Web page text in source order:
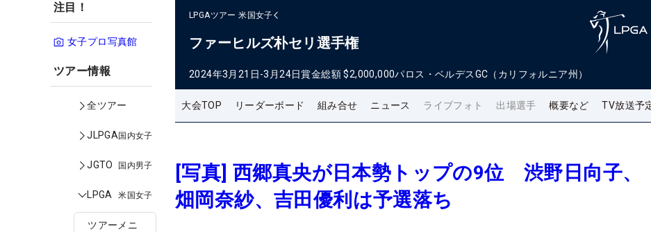
注目！
女子プロ写真館
ツアー情報
全ツアー
JLPGA国内女子
JGTO 国内男子
LPGA 米国女子
ツアーメニ
LPGAツアー 米国女子
ファーヒルズ朴セリ選手権
2024年3月21日-3月24日賞金総額 $2,000,000パロス・ベルデスGC（カリフォルニア州）
大会TOP リーダーボード 組み合せ ニュース ライブフォト 出場選手 概要など TV放送予
[写真] 西郷真央が日本勢トップの9位 渋野日向子、
畑岡奈紗、吉田優利は予選落ち